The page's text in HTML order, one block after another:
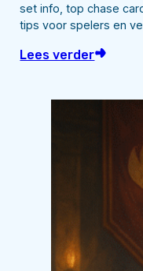
set info, top chase
tips voor spelers en
Lees verder